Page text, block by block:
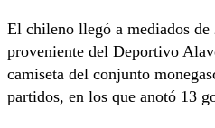
El chileno llegó a mediados de
proveniente del Deportivo
camiseta del conjunto
partidos, en los que anotó 13